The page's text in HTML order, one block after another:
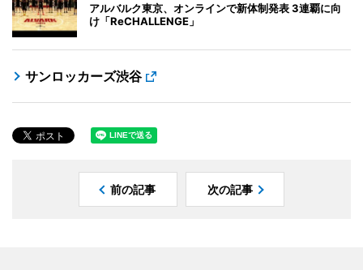
アルバルク東京、オンラインで新体制発表 3連覇に向
け「ReCHALLENGE」
サンロッカーズ渋谷
前の記事 次の記事